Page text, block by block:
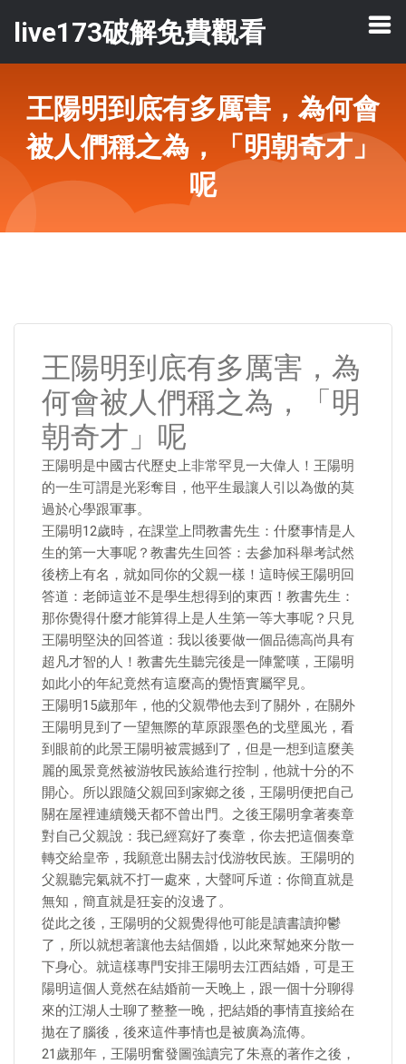
live173破解免費觀看
王陽明到底有多厲害，為何會
被人們稱之為，「明朝奇才」
呢
王陽明到底有多厲害，為
何會被人們稱之為，「明
朝奇才」呢
王陽明是中國古代歷史上非常罕見一大偉人！王陽明
的一生可謂是光彩奪目，他平生最讓人引以為傲的莫
過於心學跟軍事。
王陽明12歲時，在課堂上問教書先生：什麼事情是人
生的第一大事呢？教書先生回答：去參加科舉考試然
後榜上有名，就如同你的父親一樣！這時候王陽明回
答道：老師這並不是學生想得到的東西！教書先生：
那你覺得什麼才能算得上是人生第一等大事呢？只見
王陽明堅決的回答道：我以後要做一個品德高尚具有
超凡才智的人！教書先生聽完後是一陣驚嘆，王陽明
如此小的年紀竟然有這麼高的覺悟實屬罕見。
王陽明15歲那年，他的父親帶他去到了關外，在關外
王陽明見到了一望無際的草原跟墨色的戈壁風光，看
到眼前的此景王陽明被震撼到了，但是一想到這麼美
麗的風景竟然被游牧民族給進行控制，他就十分的不
開心。所以跟隨父親回到家鄉之後，王陽明便把自己
關在屋裡連續幾天都不曾出門。之後王陽明拿著奏章
對自己父親說：我已經寫好了奏章，你去把這個奏章
轉交給皇帝，我願意出關去討伐游牧民族。王陽明的
父親聽完氣就不打一處來，大聲呵斥道：你簡直就是
無知，簡直就是狂妄的沒邊了。
從此之後，王陽明的父親覺得他可能是讀書讀抑鬱
了，所以就想著讓他去結個婚，以此來幫她來分散一
下身心。就這樣專門安排王陽明去江西結婚，可是王
陽明這個人竟然在結婚前一天晚上，跟一個十分聊得
來的江湖人士聊了整整一晚，把結婚的事情直接給在
拋在了腦後，後來這件事情也是被廣為流傳。
21歲那年，王陽明奮發圖強讀完了朱熹的著作之後，